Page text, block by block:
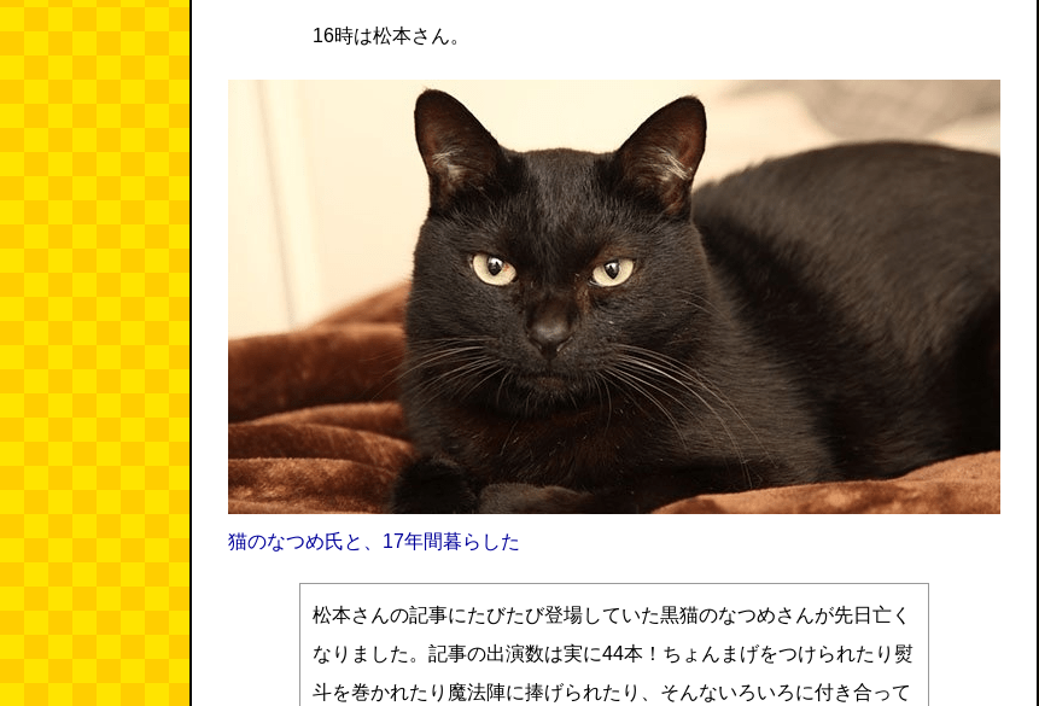
16時は松本さん。
猫のなつめ氏と、17年間暮らした
松本さんの記事にたびたび登場していた黒猫のなつめさんが先日亡く
なりました。記事の出演数は実に44本！ちょんまげをつけられたり熨
斗を巻かれたり魔法陣に捧げられたり、そんないろいろに付き合って